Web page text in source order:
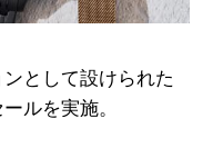
として設けられた
ルを実施。